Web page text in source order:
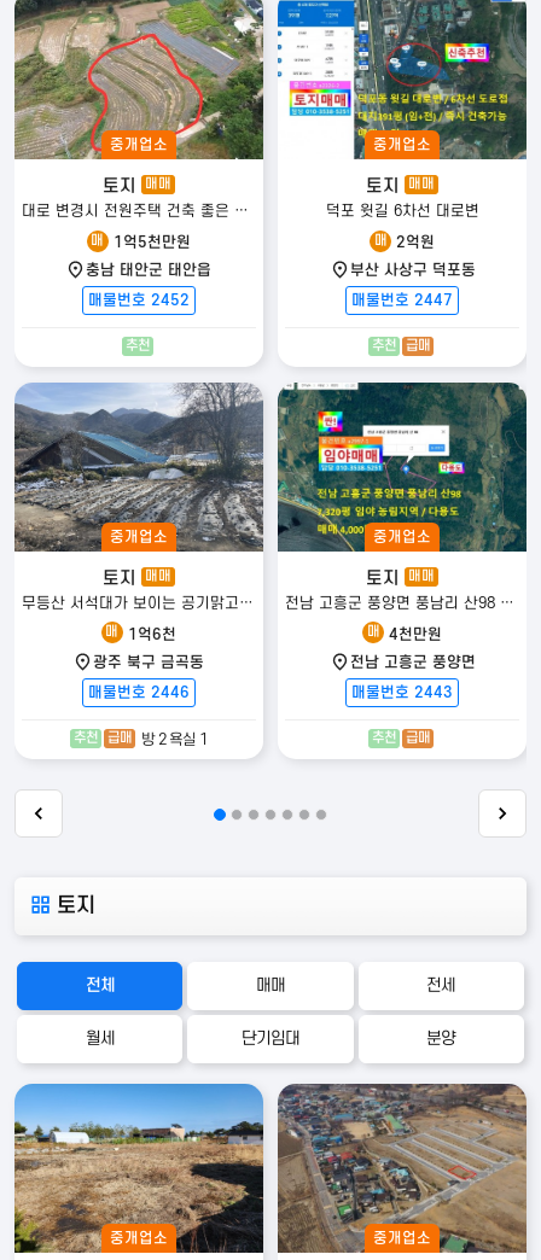
중개업소
토지 매매
대로 변경시 전원주택 건축 좋은 토지
매 1억5천만원
충남 태안군 태안읍
매물번호 2452
추천
중개업소
토지 매매
덕포 윗길 6차선 대로변
매
2억원
부산 사상구 덕포동
매물번호 2447
추천 급매
중개업소
토지 매매
무등산 서석대가 보이는 공기맑고 물맑은 조용한 전원생활의 안성맞춤...
매 1억6천
광주 북구 금곡동
매물번호 2446
추천 급매 방 2 욕실 1
중개업소
토지 매매
전남 고흥군 풍양면 풍남리 산98 임야매매
매
4천만원
전남 고흥군 풍양면
매물번호 2443
추천 급매
토지
전체 매매 전세
월세 단기임대 분양
중개업소 중개업소
2026-서울강남ㅡ04342 |대표자: 김용한 (고려대학교 체육학 박사 · 대표 공
인중개사)|본사: 서울특별시 강남구 테헤란로79길 6, JS타워 3층 |대표번호
: 1800-9197
발품탑부동산|사업자등록번호: 579-29-01660 |중개업등록번호: 제
41830-2023-00046호 |대표 공인중개사: 김용한|중개사무소: 경기도 양
평군 서종면 북한강로 755 (문호리 790-2) 101호 |전화: 031-774-0121 |
휴대전화: 010-3217-4378 |팩스: 031-772-0121
발품탑부동산TV 전원주택 전문 유튜브 채널 운영
24만 구독자와 함께하는 대한민국 대표 전원주택 전문 채널
Copyright 2022발품 탑 전원주택 . All rights reserved.
※ 사전 승낙없이 무단복제 및 전송 등의 행위를 금지합니다. 위반시 저작권법·콘텐츠
산업 진흥법에 따라 법률적 책임이 따를 수 있습니다.